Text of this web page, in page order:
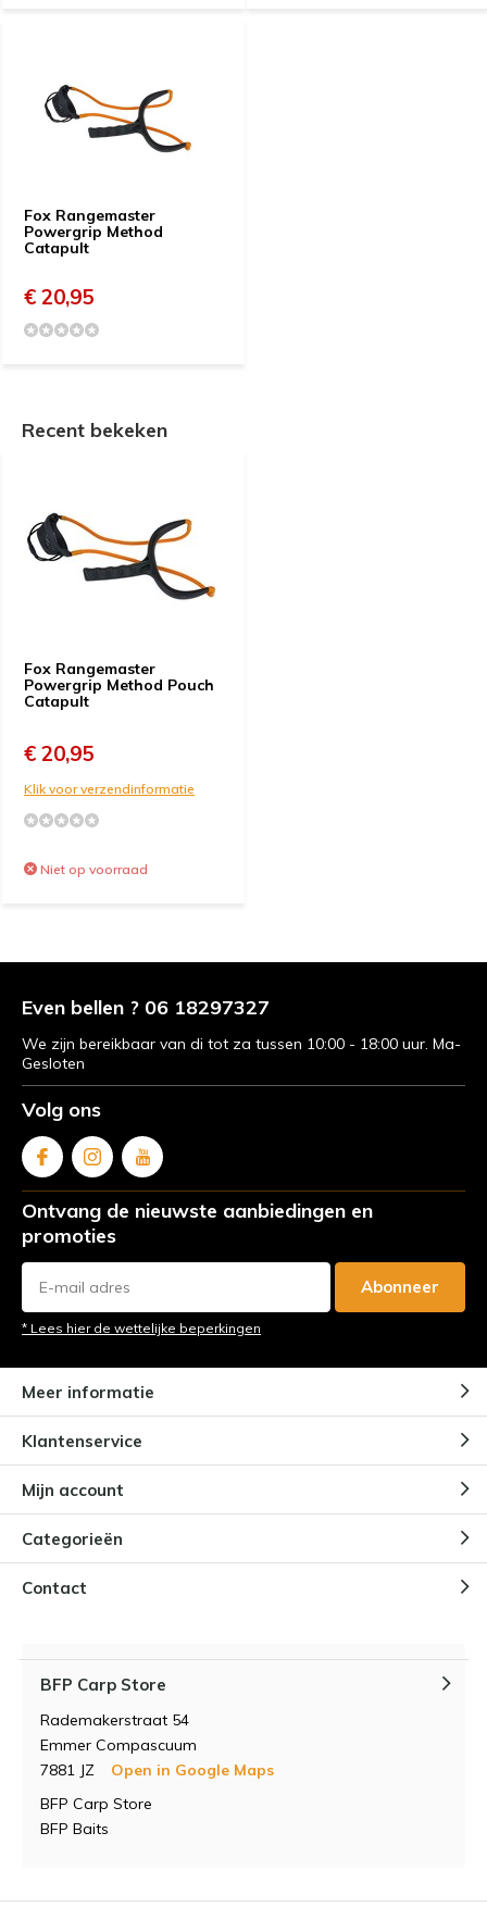
Fox Rangemaster
Powergrip Method
Catapult
€ 20,95
Recent bekeken
Fox Rangemaster
Powergrip Method Pouch
Catapult
€ 20,95
Klik voor verzendinformatie
Niet op voorraad
Even bellen ? 06 18297327
We zijn bereikbaar van di tot za tussen 10:00 - 18:00 uur. Ma-
Gesloten
Volg ons
Ontvang de nieuwste aanbiedingen en
promoties
Abonneer
* Lees hier de wettelijke beperkingen
Meer informatie
Klantenservice
Mijn account
Categorieën
Contact
BFP Carp Store
Rademakerstraat 54
Emmer Compascuum
7881 JZ
Open in Google Maps
BFP Carp Store
BFP Baits